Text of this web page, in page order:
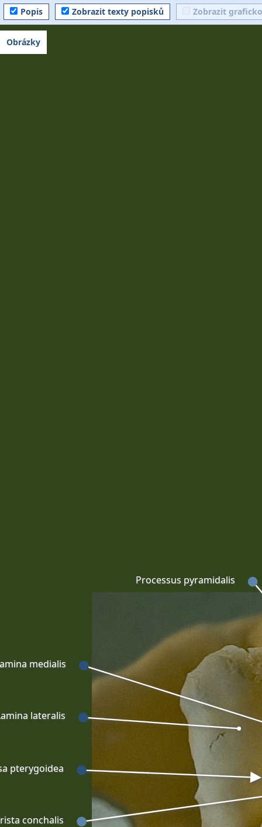
Popis Zobrazit texty popisků Zobrazit
lateralis
conchalis
pterygoidea
medialis
Processus pyramidalis
Obrázky